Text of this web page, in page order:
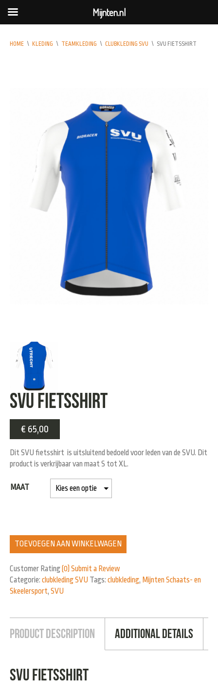
HOME \ KLEDING \ TEAMKLEDING \ CLUBKLEDING SVU \ SVU FIETSSHIRT
SVU fietsshirt
€ 65,00
Dit SVU fietsshirt is uitsluitend bedoeld voor leden van de SVU. Dit
product is verkrijbaar van maat S tot XL.
MAAT
TOEVOEGEN AAN WINKELWAGEN
Customer Rating(0) Submit a Review
Categorie: clubkleding SVU Tags: clubkleding, Mijnten Schaats- en
Skeelersport, SVU
Product Description Additional Details
SVU fietsshirt
Mijnten.nl